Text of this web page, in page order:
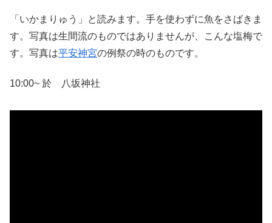
「いかまりゅう」と読みます。手を使わずに魚をさばきま
す。写真は生間流のものではありませんが、こんな塩梅で
す。写真は平安神宮の例祭の時のものです。
10:00~ 於 八坂神社